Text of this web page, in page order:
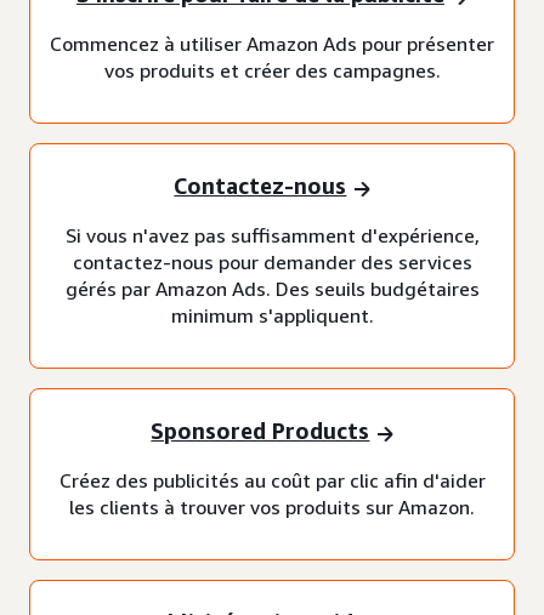
Commencez à utiliser Amazon Ads pour présenter
vos produits et créer des campagnes.
Contactez-nous
Si vous n'avez pas suffisamment d'expérience,
contactez-nous pour demander des services
gérés par Amazon Ads. Des seuils budgétaires
minimum s'appliquent.
Sponsored Products
Créez des publicités au coût par clic afin d'aider
les clients à trouver vos produits sur Amazon.